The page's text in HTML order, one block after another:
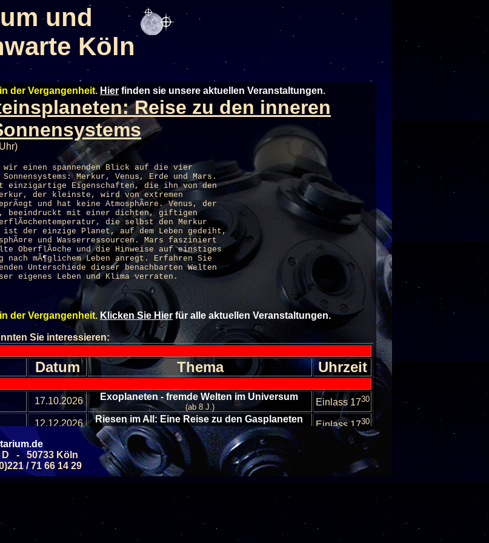
und
Köln
der Vergangenheit. Hier finden sie unsere aktuellen Veranstaltungen.
Reise zu den inneren
wir einen spannenden Blick auf die vier
Merkur, Venus, Erde und Mars.
einzigartige Eigenschaften, die ihn von den
der kleinste, wird von extremen
und hat keine AtmosphÃ¤re. Venus, der
beeindruckt mit einer dichten, giftigen
die selbst den Merkur
der einzige Planet, auf dem Leben gedeiht,
und Wasserressourcen. Mars fasziniert
OberflÃ¤che und die Hinweise auf einstiges
nach mÃ¶glichem Leben anregt. Erfahren Sie
Unterschiede dieser benachbarten Welten
eigenes Leben und Klima verraten.
der Vergangenheit. Klicken Sie Hier für alle aktuellen Veranstaltungen.
Sie interessieren:
Datum Thema Uhrzeit
17.10.2026 Exoplaneten - fremde Welten im Universum
(ab 8 J.) Einlass 1730
12.12.2026 Riesen im All: Eine Reise zu den Gasplaneten
(ab 8 J.) Einlass 1730
26.09.2026
Monde - kleine Trabanten in unserem
Sonnensystem
(ab 6 J.)
30
28.11.2026 Faszinierende Nebel im Weltall
Allgemeine Führung - Sternhimmel im
D - 50733 Köln
/ 71 66 14 29